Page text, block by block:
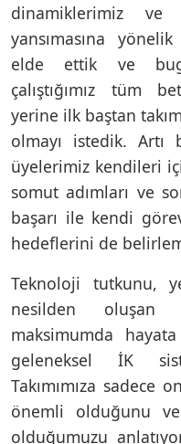
dinamiklerimiz ve
yansımasına
elde ettik ve
çalıştığımız tüm
yerine ilk baştan
olmayı istedik.
üyelerimiz kendileri
somut adımları ve
başarı ile kendi
hedeflerini de
Teknoloji tutkunu,
nesilden oluşan
maksimumda
geleneksel İK
Takımımıza sadece
önemli olduğunu
olduğumuzu